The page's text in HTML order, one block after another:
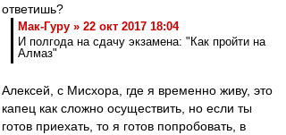
ответишь?
Мак-Гуру » 22 окт 2017 18:04
И полгода на сдачу экзамена: "Как пройти на
Алмаз"
Алексей, с Мисхора, где я временно живу, это
капец как сложно осуществить, но если ты
готов приехать, то я готов попробовать, в